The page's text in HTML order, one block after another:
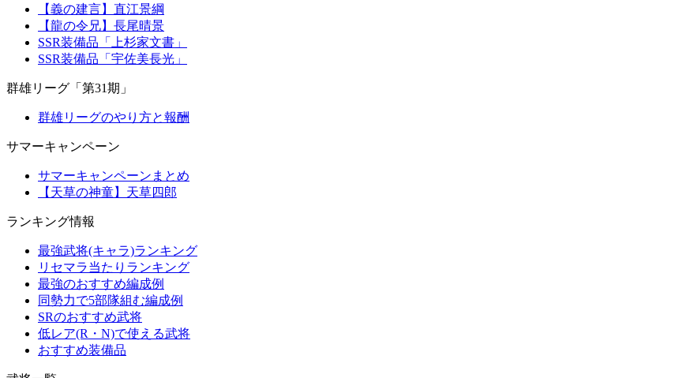
【義の建言】直江景綱
【龍の令兄】長尾晴景
SSR装備品「上杉家文書」
SSR装備品「宇佐美長光」
群雄リーグ「第31期」
群雄リーグのやり方と報酬
サマーキャンペーン
サマーキャンペーンまとめ
【天草の神童】天草四郎
ランキング情報
最強武将(キャラ)ランキング
リセマラ当たりランキング
最強のおすすめ編成例
同勢力で5部隊組む編成例
SRのおすすめ武将
低レア(R・N)で使える武将
おすすめ装備品